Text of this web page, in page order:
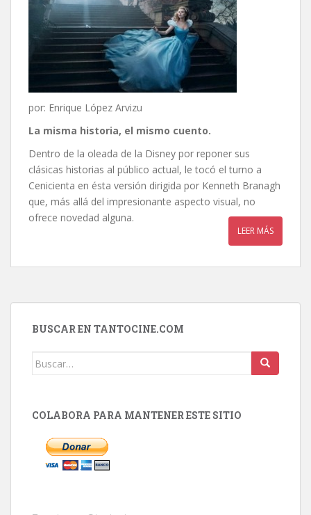
por: Enrique López Arvizu
La misma historia, el mismo cuento.
Dentro de la oleada de la Disney por reponer sus
clásicas historias al público actual, le tocó el turno a
Cenicienta en ésta versión dirigida por Kenneth Branagh
que, más allá del impresionante aspecto visual, no
ofrece novedad alguna.
LEER MÁS
BUSCAR EN TANTOCINE.COM
Buscar:
COLABORA PARA MANTENER ESTE SITIO